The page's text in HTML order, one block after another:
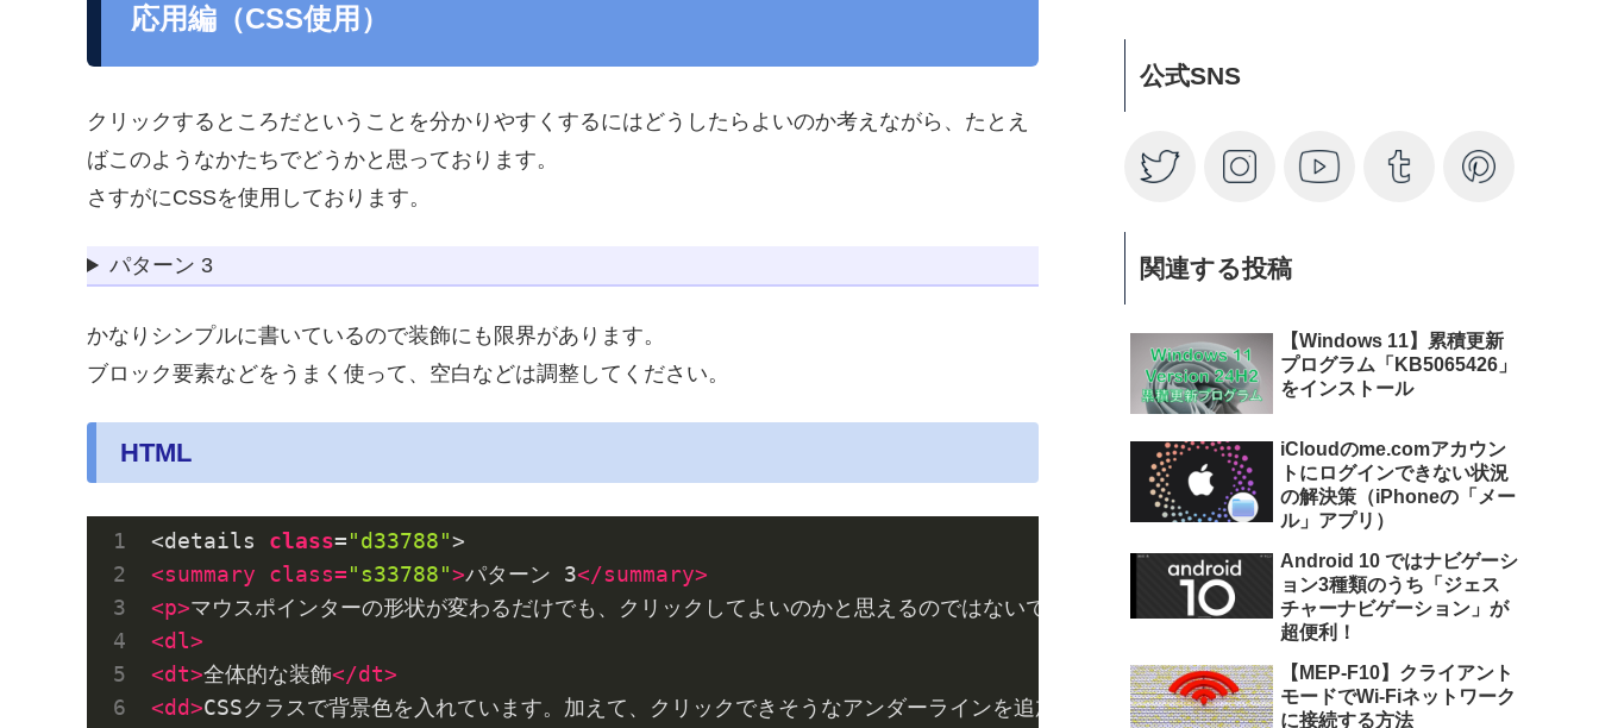
応用編（CSS使用）
クリックするところだということを分かりやすくするにはどうしたらよいのか考えながら、たとえ
ばこのようなかたちでどうかと思っております。
さすがにCSSを使用しております。
パターン 3
かなりシンプルに書いているので装飾にも限界があります。
ブロック要素などをうまく使って、空白などは調整してください。
HTML
<details class="d33788"
<summary class="s33788">パターン 3</summary>
<p>マウスポインターの形状が変わるだけでも、クリックしてよいのかと思えるのではないでしょうか。
>
<dl>
<dt>全体的な装飾</dt>
<dd>CSSクラスで背景色を入れています。加えて、クリックできそうなアンダーラインを追加してみました。</dd>
公式SNS
関連する投稿
【Windows 11】累積更新
プログラム「KB5065426」
をインストール
iCloudのme.comアカウン
トにログインできない状況
の解決策（iPhoneの「メー
ル」アプリ）
Android 10 ではナビゲーシ
ョン3種類のうち「ジェス
チャーナビゲーション」が
超便利！
【MEP-F10】クライアント
モードでWi-Fiネットワーク
に接続する方法